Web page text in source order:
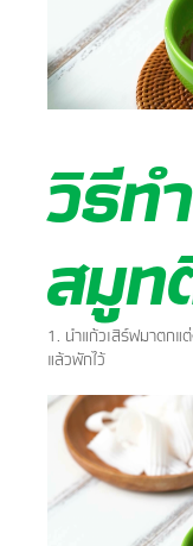
วิธีท
สมูท
1. นำแก้วเสิร์ฟมาตกแ
แล้วพักไว้